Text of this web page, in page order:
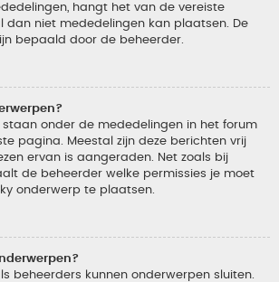
hangt het van de vereiste
dan niet mededelingen kan plaatsen. De
bepaald door de beheerder.
onder de mededelingen in het forum
pagina. Meestal zijn deze berichten vrij
ervan is aangeraden. Net zoals bij
de beheerder welke permissies je moet
onderwerp te plaatsen.
beheerders kunnen onderwerpen sluiten.